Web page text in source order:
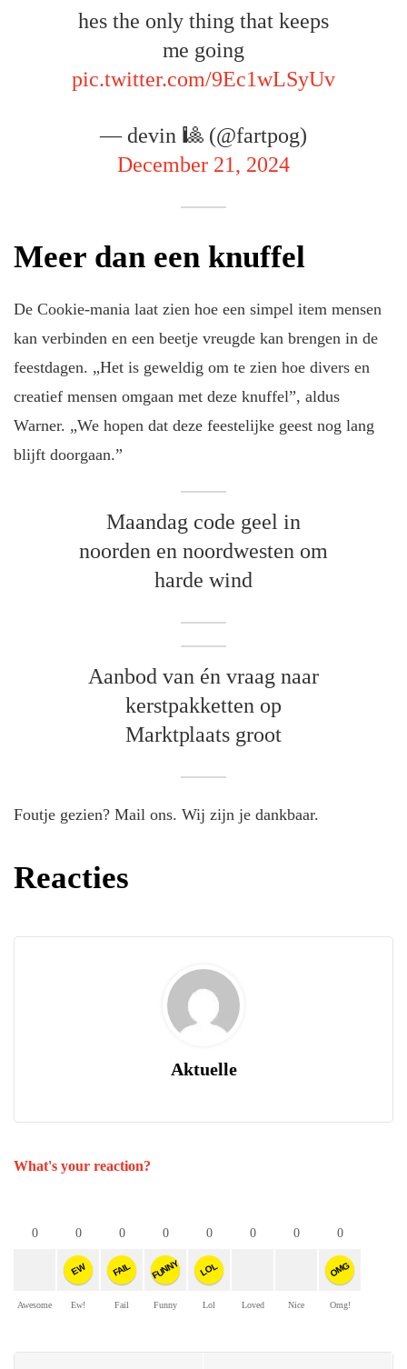
hes the only thing that keeps
me going
pic.twitter.com/9Ec1wLSyUv
— devin 🎱 (@fartpog)
December 21, 2024
Meer dan een knuffel
De Cookie-mania laat zien hoe een simpel item mensen
kan verbinden en een beetje vreugde kan brengen in de
feestdagen. „Het is geweldig om te zien hoe divers en
creatief mensen omgaan met deze knuffel”, aldus
Warner. „We hopen dat deze feestelijke geest nog lang
blijft doorgaan.”
Maandag code geel in
noorden en noordwesten om
harde wind
Aanbod van én vraag naar
kerstpakketten op
Marktplaats groot
Foutje gezien? Mail ons. Wij zijn je dankbaar.
Reacties
Aktuelle
What's your reaction?
0
Awesome
0
EW
Ew!
0
FAIL
Fail
0
FUNNY
Funny
0
LOL
Lol
0
Loved
0
Nice
0
OMG
Omg!